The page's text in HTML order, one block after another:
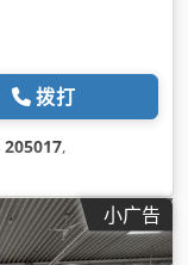
拨打
205017,
小广告